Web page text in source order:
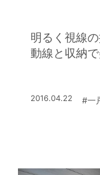
明るく視線
動線と収納
2016.04.22 #一